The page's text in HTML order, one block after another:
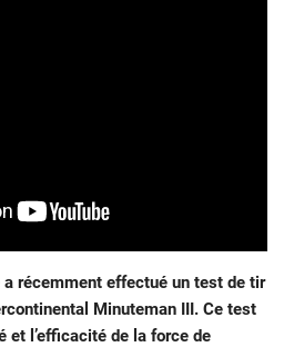
a récemment effectué un test de tir
Minuteman III. Ce test
l’efficacité de la force de